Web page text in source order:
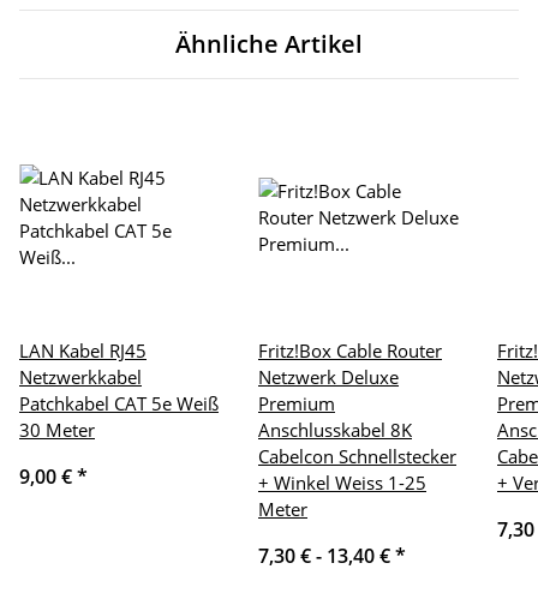
Ähnliche Artikel
LAN Kabel RJ45
Netzwerkkabel
Patchkabel CAT 5e Weiß
30 Meter
9,00 €*
Fritz!Box Cable Router
Netzwerk Deluxe
Premium
Anschlusskabel 8K
Cabelcon Schnellstecker
+ Winkel Weiss 1-25
Meter
7,30 € - 13,40 €*
+